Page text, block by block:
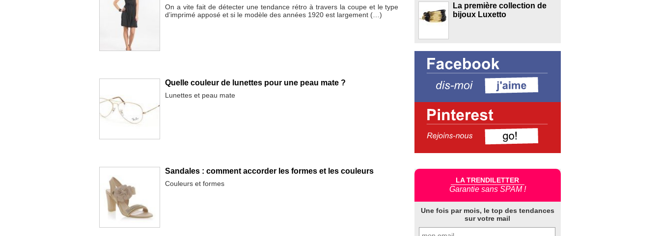
On a vite fait de détecter une tendance rétro à travers la coupe et le type
d’imprimé apposé et si le modèle des années 1920 est largement (…)
Quelle couleur de lunettes pour une peau mate ?
Lunettes et peau mate
Sandales : comment accorder les formes et les couleurs
Couleurs et formes
La première collection de
bijoux Luxetto
LA TRENDILETTER
Garantie sans SPAM !
Une fois par mois, le top des tendances
sur votre mail